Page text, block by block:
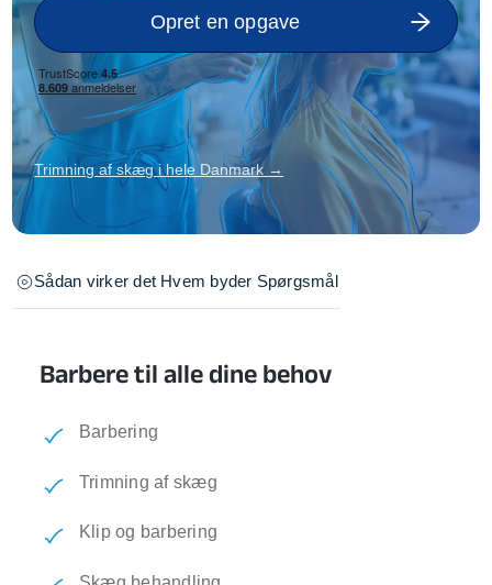
Opret en opgave
Trimning af skæg i hele Danmark →
Sådan virker det Hvem byder Spørgsmål
Barbere til alle dine behov
Barbering
Trimning af skæg
Klip og barbering